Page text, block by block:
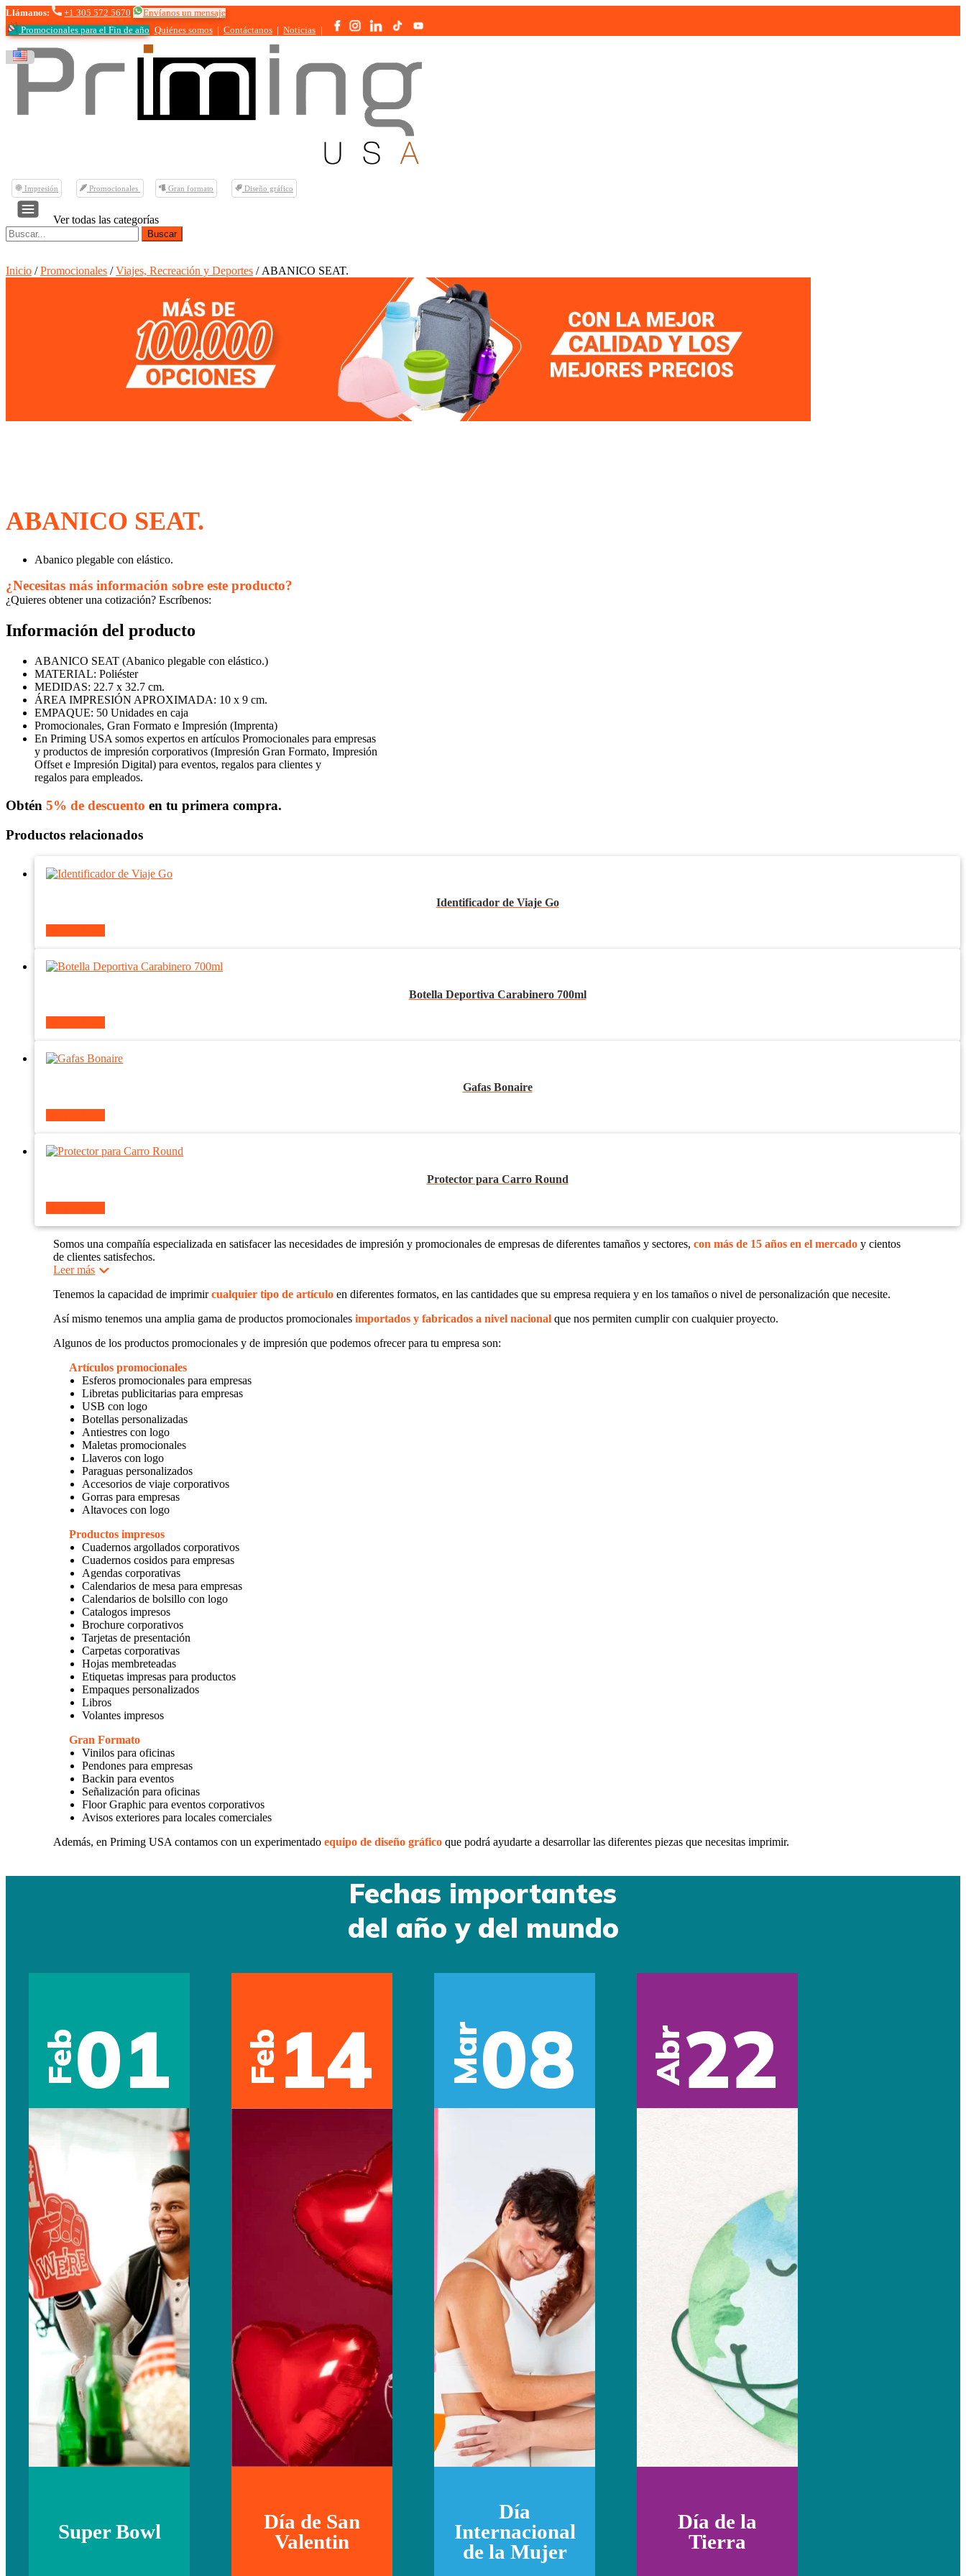
Llámanos: +1 305 572 5670
Envíanos un mensaje
Promocionales para elFin de año Quiénes somos Contáctanos Noticias
Impresión Promocionales Gran formato Diseño gráfico
Ver todas las categorías
Buscar:
Inicio /Promocionales /Viajes, Recreación y Deportes / ABANICO SEAT.
ABANICO SEAT.
Abanico plegable con elástico.
¿Necesitas más información sobre este producto?
¿Quieres obtener una cotización? Escríbenos:
Información del producto
ABANICO SEAT (Abanico plegable con elástico.)
MATERIAL: Poliéster
MEDIDAS: 22.7 x 32.7 cm.
ÁREA IMPRESIÓN APROXIMADA: 10 x 9 cm.
EMPAQUE: 50 Unidades en caja
Promocionales, Gran Formato e Impresión (Imprenta)
En Priming USA somos expertos en artículos Promocionales para empresas
y productos de impresión corporativos (Impresión Gran Formato, Impresión
Offset e Impresión Digital) para eventos, regalos para clientes y
regalos para empleados.
Obtén 5% de descuento en tu primera compra.
Productos relacionados
Identificador de Viaje Go
Botella Deportiva Carabinero 700ml
Gafas Bonaire
Protector para Carro Round
Somos una compañía especializada en satisfacer las necesidades de impresión y promocionales de empresas de diferentes tamaños y sectores,con más de 15 años en el mercado y cientos
de clientes satisfechos.
Leer más
Tenemos la capacidad de imprimircualquier tipo de artículo en diferentes formatos, en las cantidades que su empresa requiera y en los tamaños o nivel de personalización que necesite.
Así mismo tenemos una amplia gama de productos promocionalesimportados y fabricados a nivel nacional que nos permiten cumplir con cualquier proyecto.
Algunos de los productos promocionales y de impresión que podemos ofrecer para tu empresa son:
Artículos promocionales
Esferos promocionales para empresas
Libretas publicitarias para empresas
USB con logo
Botellas personalizadas
Antiestres con logo
Maletas promocionales
Llaveros con logo
Paraguas personalizados
Accesorios de viaje corporativos
Gorras para empresas
Altavoces con logo
Productos impresos
Cuadernos argollados corporativos
Cuadernos cosidos para empresas
Agendas corporativas
Calendarios de mesa para empresas
Calendarios de bolsillo con logo
Catalogos impresos
Brochure corporativos
Tarjetas de presentación
Carpetas corporativas
Hojas membreteadas
Etiquetas impresas para productos
Empaques personalizados
Libros
Volantes impresos
Gran Formato
Vinilos para oficinas
Pendones para empresas
Backin para eventos
Señalización para oficinas
Floor Graphic para eventos corporativos
Avisos exteriores para locales comerciales
Además, en Priming USA contamos con un experimentadoequipo de diseño gráfico que podrá ayudarte a desarrollar las diferentes piezas que necesitas imprimir.
Fechas importantes
del año y del mundo
Feb01
Super Bowl
Feb 14
Día de San
Valentin
Mar08
Día
Internacional
de la Mujer
Abr22
Día de la
Tierra